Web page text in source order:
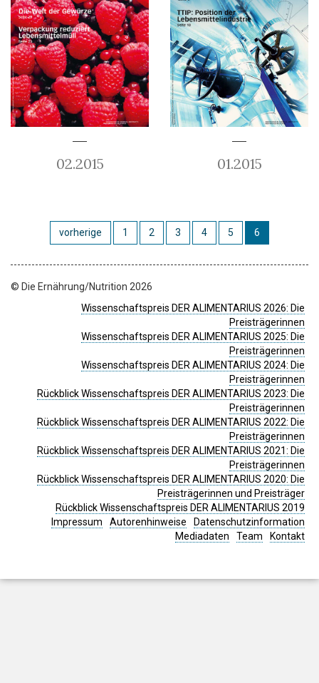
02.2015 01.2015
vorherige 1 2 3 4 5 6
© Die Ernährung/Nutrition 2026
Wissenschaftspreis DER ALIMENTARIUS 2026: Die
Preisträgerinnen
Wissenschaftspreis DER ALIMENTARIUS 2025: Die
Preisträgerinnen
Wissenschaftspreis DER ALIMENTARIUS 2024: Die
Preisträgerinnen
Rückblick Wissenschaftspreis DER ALIMENTARIUS 2023: Die
Preisträgerinnen
Rückblick Wissenschaftspreis DER ALIMENTARIUS 2022: Die
Preisträgerinnen
Rückblick Wissenschaftspreis DER ALIMENTARIUS 2021: Die
Preisträgerinnen
Rückblick Wissenschaftspreis DER ALIMENTARIUS 2020: Die
Preisträgerinnen und Preisträger
Rückblick Wissenschaftspreis DER ALIMENTARIUS 2019
Impressum
Autorenhinweise
Datenschutzinformation
Mediadaten
Team Kontakt